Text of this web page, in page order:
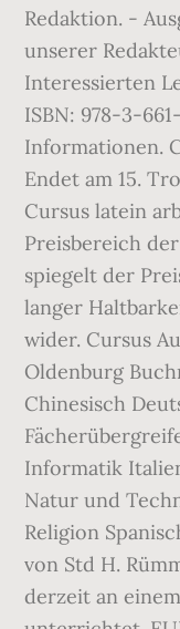
Redaktion. -
unserer
Interessierten
ISBN: 978-3-
Informationen.
Endet am 15.
Cursus latein
Preisbereich
spiegelt der
langer
wider. Cursus
Oldenburg
Chinesisch
Informatik
Natur und
Religion
von Std H.
derzeit an